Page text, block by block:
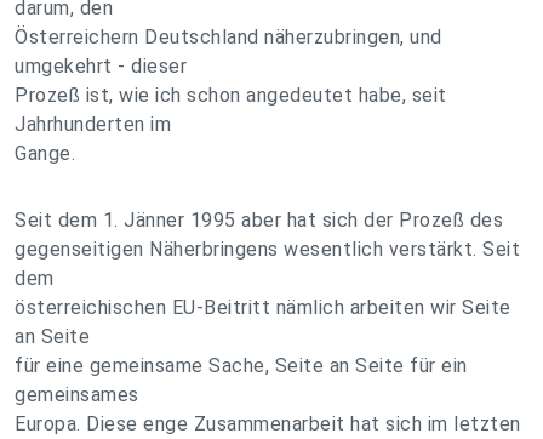
darum, den
Österreichern Deutschland näherzubringen, und
umgekehrt - dieser
Prozeß ist, wie ich schon angedeutet habe, seit
Jahrhunderten im
Gange.
Seit dem 1. Jänner 1995 aber hat sich der Prozeß des
gegenseitigen Näherbringens wesentlich verstärkt. Seit
dem
österreichischen EU-Beitritt nämlich arbeiten wir Seite
an Seite
für eine gemeinsame Sache, Seite an Seite für ein
gemeinsames
Europa. Diese enge Zusammenarbeit hat sich im letzten